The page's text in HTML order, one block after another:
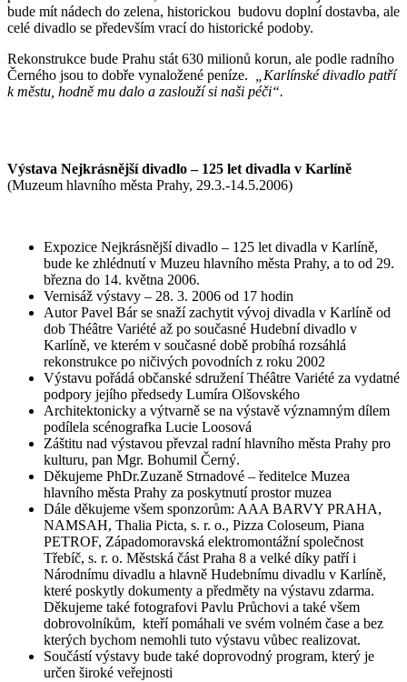
bude mít nádech do zelena, historickou budovu doplní dostavba, ale
celé divadlo se především vrací do historické podoby.
Rekonstrukce bude Prahu stát 630 milionů korun, ale podle radního
Černého jsou to dobře vynaložené peníze. „Karlínské divadlo patří
k městu, hodně mu dalo a zaslouží si naši péči“.
Výstava Nejkrásnější divadlo – 125 let divadla v Karlíně
(Muzeum hlavního města Prahy, 29.3.-14.5.2006)
Expozice Nejkrásnější divadlo – 125 let divadla v Karlíně,
bude ke zhlédnutí v Muzeu hlavního města Prahy, a to od 29.
března do 14. května 2006.
Vernisáž výstavy – 28. 3. 2006 od 17 hodin
Autor Pavel Bár se snaží zachytit vývoj divadla v Karlíně od
dob Théâtre Variété až po současné Hudební divadlo v
Karlíně, ve kterém v současné době probíhá rozsáhlá
rekonstrukce po ničivých povodních z roku 2002
Výstavu pořádá občanské sdružení Théâtre Variété za vydatné
podpory jejího předsedy Lumíra Olšovského
Architektonicky a výtvarně se na výstavě významným dílem
podílela scénografka Lucie Loosová
Záštitu nad výstavou převzal radní hlavního města Prahy pro
kulturu, pan Mgr. Bohumil Černý.
Děkujeme PhDr.Zuzaně Strnadové – ředitelce Muzea
hlavního města Prahy za poskytnutí prostor muzea
Dále děkujeme všem sponzorům: AAA BARVY PRAHA,
NAMSAH, Thalia Picta, s. r. o., Pizza Coloseum, Piana
PETROF, Západomoravská elektromontážní společnost
Třebíč, s. r. o. Městská část Praha 8 a velké díky patří i
Národnímu divadlu a hlavně Hudebnímu divadlu v Karlíně,
které poskytly dokumenty a předměty na výstavu zdarma.
Děkujeme také fotografovi Pavlu Průchovi a také všem
dobrovolníkům, kteří pomáhali ve svém volném čase a bez
kterých bychom nemohli tuto výstavu vůbec realizovat.
Součástí výstavy bude také doprovodný program, který je
určen široké veřejnosti